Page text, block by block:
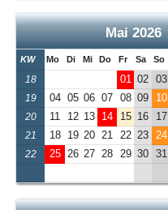
Mai 2026
KW Mo Di Mi Do Fr Sa So
18 01 02 03
19 04 05 06 07 08 09 10
20 11 12 13 14 15 16 17
21 18 19 20 21 22 23 24
22 25 26 27 28 29 30 31